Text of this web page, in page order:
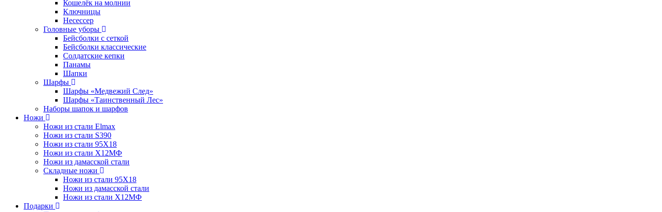
Кошелёк на молнии
Ключницы
Несессер
Головные уборы
Бейсболки с сеткой
Бейсболки классические
Солдатские кепки
Панамы
Шапки
Шарфы
Шарфы «Медвежий След»
Шарфы «Таинственный Лес»
Наборы шапок и шарфов
Ножи
Ножи из стали Elmax
Ножи из стали S390
Ножи из стали 95X18
Ножи из стали Х12МФ
Ножи из дамасской стали
Складные ножи
Ножи из стали 95X18
Ножи из дамасской стали
Ножи из стали Х12МФ
Подарки